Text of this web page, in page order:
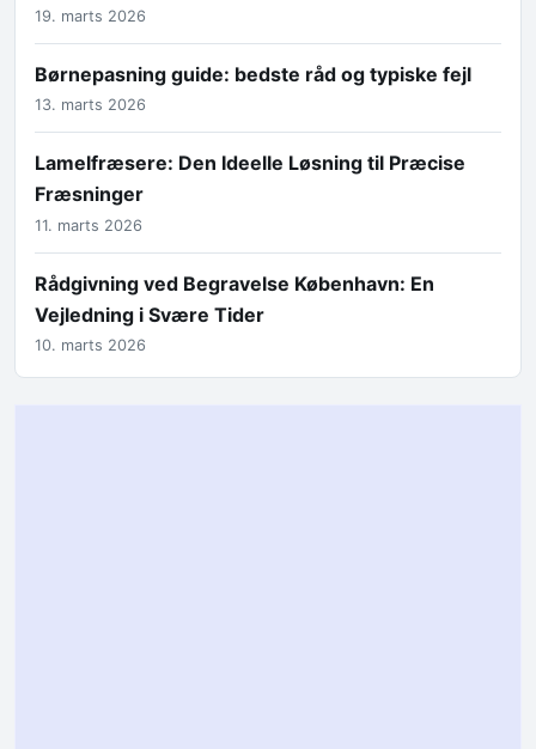
19. marts 2026
Børnepasning guide: bedste råd og typiske fejl
13. marts 2026
Lamelfræsere: Den Ideelle Løsning til Præcise
Fræsninger
11. marts 2026
Rådgivning ved Begravelse København: En
Vejledning i Svære Tider
10. marts 2026